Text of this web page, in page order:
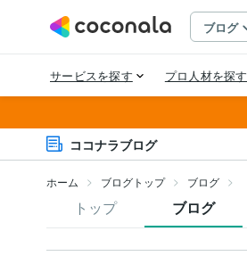
ココナラブログ
ホーム ブログトップ ブログ
トップ ブログ